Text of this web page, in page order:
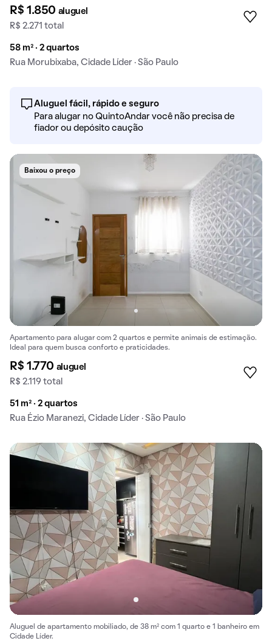
R$ 1.850 aluguel
R$ 2.271 total
58 m² · 2 quartos
Rua Morubixaba, Cidade Líder · São Paulo
Aluguel fácil, rápido e seguro
Para alugar no QuintoAndar você não precisa de
fiador ou depósito caução
Baixou o preço
Apartamento para alugar com 2 quartos e permite animais de estimação.
Ideal para quem busca conforto e praticidades.
R$ 1.770 aluguel
R$ 2.119 total
51 m² · 2 quartos
Rua Ézio Maranezi, Cidade Líder · São Paulo
Aluguel de apartamento mobiliado, de 38 m² com 1 quarto e 1 banheiro em
Cidade Líder.